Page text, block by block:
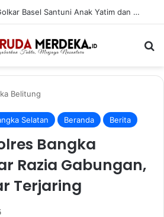
HUT ke-50 Bahlil, Golkar Basel Santuni Anak Yatim dan Fakir Miskin
Belitung
Selatan Beranda Berita
Bangka
Razia Gabungan,
Terjaring